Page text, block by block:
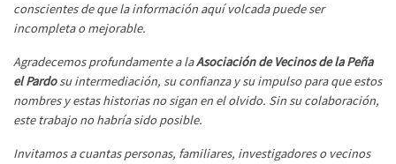
conscientes de que la información aquí volcada puede ser
incompleta o mejorable.
Agradecemos profundamente a laAsociación de Vecinos de la Peña
el Pardosu intermediación, su confianza y su impulso para que estos
nombres y estas historias no sigan en el olvido. Sin su colaboración,
este trabajo no habría sido posible.
Invitamos a cuantas personas, familiares, investigadores o vecinos